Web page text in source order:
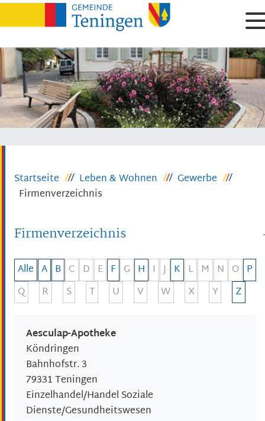
Startseite Leben & Wohnen
Gewerbe
Firmenverzeichnis
Firmenverzeichnis
Alle A B C D E F G H I J K L M N O P
Q
R S T U V W X Y Z
Aesculap-Apotheke
Köndringen
Bahnhofstr. 3
79331Teningen
Einzelhandel/Handel Soziale
Dienste/Gesundheitswesen